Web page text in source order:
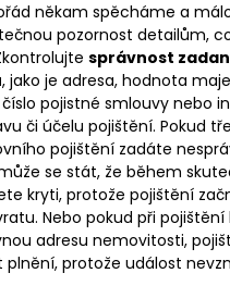
někam spěcháme a
pozornost detailům,
správnost
, jako je adresa, hodnota
pojistné smlouvy nebo
či účelu pojištění. Pokud
pojištění zadáte
se stát, že během
kryti, protože pojištění
Nebo pokud při pojištění
adresu nemovitosti,
protože událost